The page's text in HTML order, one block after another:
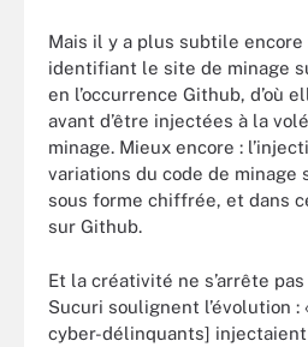
Mais il y a plus subtile
identifiant le site de minage
en l’occurrence Github, d’où
avant d’être injectées à la
minage. Mieux encore :
variations du code de minage
sous forme chiffrée, et dans
sur Github.
Et la créativité ne s’arrête
Sucuri soulignent l’évolution :
cyber-délinquants]